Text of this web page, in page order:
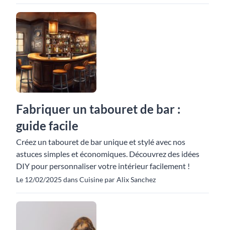
Fabriquer un tabouret de bar :
guide facile
Créez un tabouret de bar unique et stylé avec nos
astuces simples et économiques. Découvrez des idées
DIY pour personnaliser votre intérieur facilement !
Le 12/02/2025 dans Cuisine par Alix Sanchez